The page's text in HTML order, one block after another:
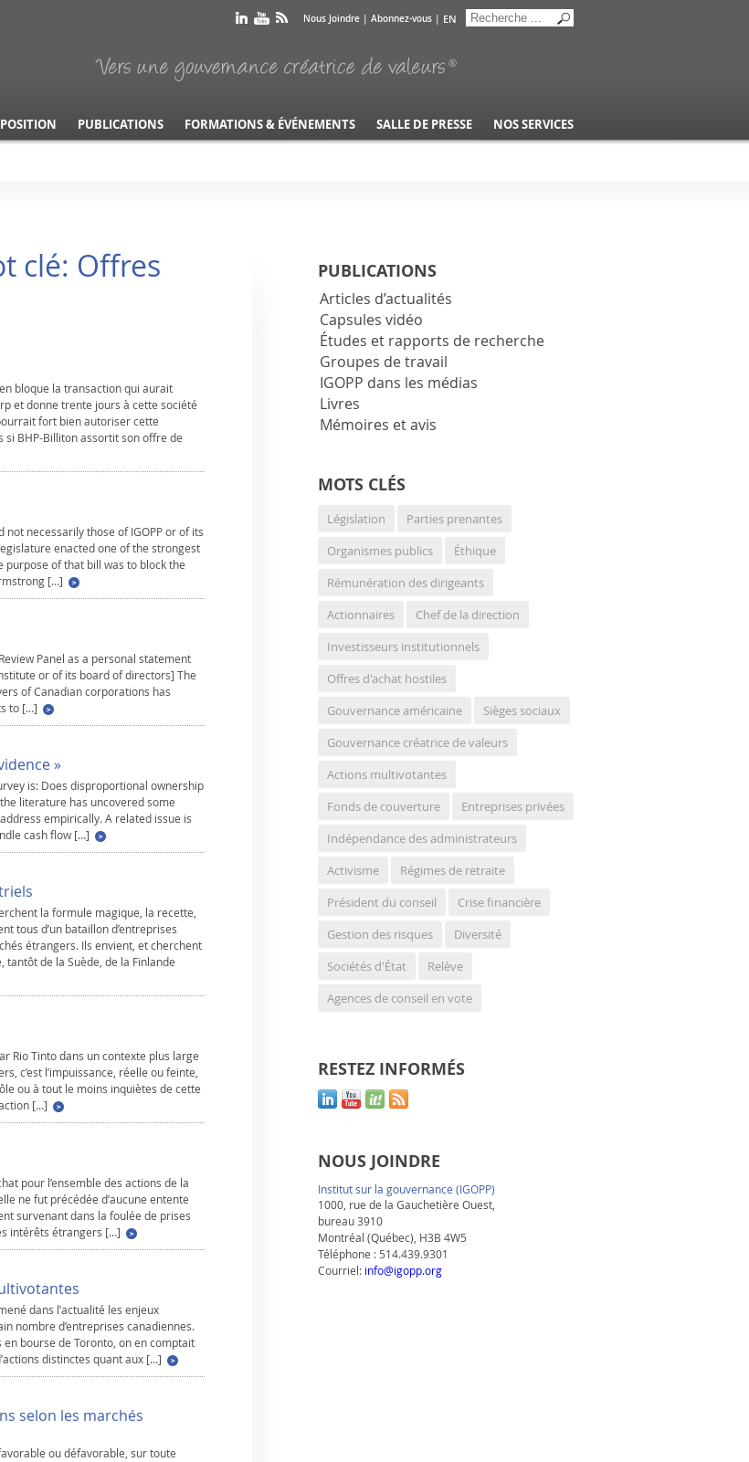
Nous Joindre | Abonnez-vous | EN
PUBLICATIONS FORMATIONS & ÉVÉNEMENTS SALLE DE PRESSE NOS SERVICES
clé: Offres
bloque la transaction qui aurait
et donne trente jours à cette société
fort bien autoriser cette
BHP-Billiton assortit son offre de
necessarily those of IGOPP or of its
enacted one of the strongest
of that bill was to block the
[…]
Panel as a personal statement
or of its board of directors] The
of Canadian corporations has
to […]
»
is: Does disproportional ownership
literature has uncovered some
empirically. A related issue is
cash flow […]
la formule magique, la recette,
tous d’un bataillon d’entreprises
étrangers. Ils envient, et cherchent
tantôt de la Suède, de la Finlande
Rio Tinto dans un contexte plus large
c’est l’impuissance, réelle ou feinte,
ou à tout le moins inquiètes de cette
[…]
pour l’ensemble des actions de la
ne fut précédée d’aucune entente
survenant dans la foulée de prises
intérêts étrangers […]
dans l’actualité les enjeux
nombre d’entreprises canadiennes.
bourse de Toronto, on en comptait
distinctes quant aux […]
selon les marchés
ou défavorable, sur toute
PUBLICATIONS
Articles d’actualités
Capsules vidéo
Études et rapports de recherche
Groupes de travail
IGOPP dans les médias
Livres
Mémoires et avis
MOTS CLÉS
Législation
Parties prenantes
Organismes publics
Éthique
Rémunération des dirigeants
Actionnaires
Chef de la direction
Investisseurs institutionnels
Offres d'achat hostiles
Gouvernance américaine
Sièges sociaux
Gouvernance créatrice de valeurs
Actions multivotantes
Fonds de couverture
Entreprises privées
Indépendance des administrateurs
Activisme
Régimes de retraite
Président du conseil
Crise financière
Gestion des risques
Diversité
Sociétés d'État
Relève
Agences de conseil en vote
RESTEZ INFORMÉS
NOUS JOINDRE
Institut sur la gouvernance (IGOPP)
1000, rue de la Gauchetière Ouest,
bureau 3910
Montréal (Québec), H3B 4W5
Téléphone : 514.439.9301
Courriel: info@igopp.org